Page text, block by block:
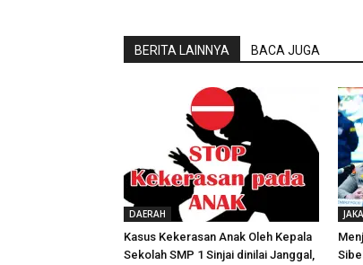
BERITA LAINNYA BACA JUGA
DAERAH
Kasus Kekerasan Anak Oleh Kepala
Sekolah SMP 1 Sinjai dinilai Janggal,